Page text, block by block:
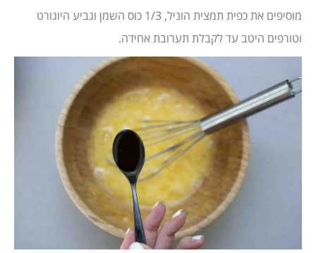
מוסיפים את כפית תמצית הוניל, 1/3 כוס השמן וגביע היוגורט
וטורפים היטב עד לקבלת תערובת אחידה.